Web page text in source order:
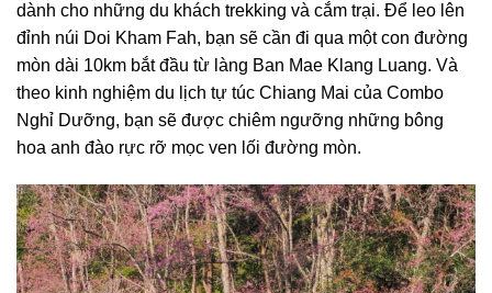
dành cho những du khách trekking và cắm trại. Để leo lên
đỉnh núi Doi Kham Fah, bạn sẽ cần đi qua một con đường
mòn dài 10km bắt đầu từ làng Ban Mae Klang Luang. Và
theo kinh nghiệm du lịch tự túc Chiang Mai của Combo
Nghỉ Dưỡng, bạn sẽ được chiêm ngưỡng những bông
hoa anh đào rực rỡ mọc ven lối đường mòn.